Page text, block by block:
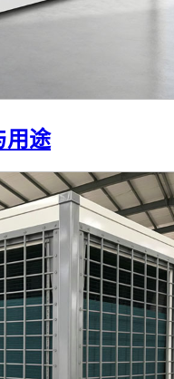
用途